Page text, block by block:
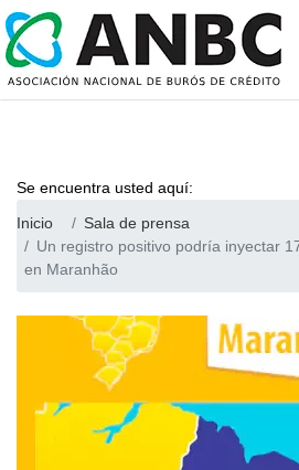
Se encuentra usted aquí:
Inicio
Sala de prensa
Un registro positivo podría inyectar
en Maranhão